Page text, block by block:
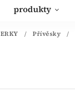
produkty
/ Přívěsky /